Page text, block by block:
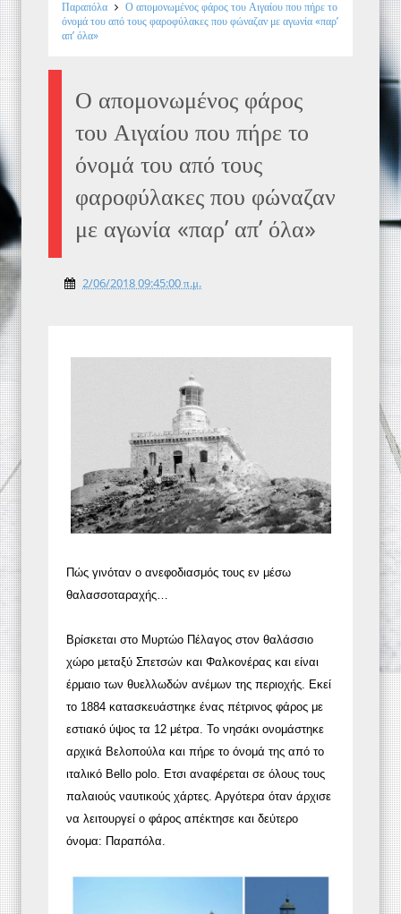
Παραπόλα
Ο απομονωμένος φάρος του Αιγαίου που πήρε το
όνομά του από τους φαροφύλακες που φώναζαν με αγωνία «παρ’
απ’ όλα»
Ο απομονωμένος φάρος
του Αιγαίου που πήρε το
όνομά του από τους
φαροφύλακες που φώναζαν
με αγωνία «παρ’ απ’ όλα»
2/06/2018 09:45:00 π.μ.
Πώς γινόταν ο ανεφοδιασμός τους εν μέσω
θαλασσοταραχής…
Βρίσκεται στο Μυρτώο Πέλαγος στον θαλάσσιο
χώρο μεταξύ Σπετσών και Φαλκονέρας και είναι
έρμαιο των θυελλωδών ανέμων της περιοχής. Εκεί
το 1884 κατασκευάστηκε ένας πέτρινος φάρος με
εστιακό ύψος τα 12 μέτρα. Το νησάκι ονομάστηκε
αρχικά Βελοπούλα και πήρε το όνομά της από το
ιταλικό Bello polo. Ετσι αναφέρεται σε όλους τους
παλαιούς ναυτικούς χάρτες. Αργότερα όταν άρχισε
να λειτουργεί ο φάρος απέκτησε και δεύτερο
όνομα: Παραπόλα.